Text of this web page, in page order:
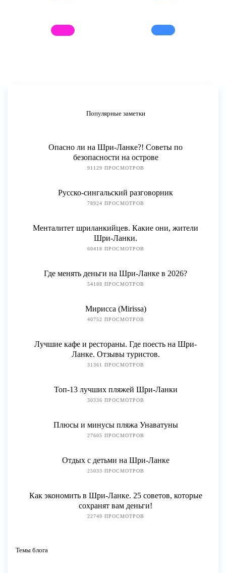
Популярные заметки
Опасно ли на Шри-Ланке?! Советы по
безопасности на острове
91129 ПРОСМОТРОВ
Русско-сингальский разговорник
78924 ПРОСМОТРОВ
Менталитет шриланкийцев. Какие они, жители
Шри-Ланки.
60418 ПРОСМОТРОВ
Где менять деньги на Шри-Ланке в 2026?
54188 ПРОСМОТРОВ
Мирисса (Mirissa)
40752 ПРОСМОТРОВ
Лучшие кафе и рестораны. Где поесть на Шри-
Ланке. Отзывы туристов.
31361 ПРОСМОТРОВ
Топ-13 лучших пляжей Шри-Ланки
30336 ПРОСМОТРОВ
Плюсы и минусы пляжа Унаватуны
27605 ПРОСМОТРОВ
Отдых с детьми на Шри-Ланке
25033 ПРОСМОТРОВ
Как экономить в Шри-Ланке. 25 советов, которые
сохранят вам деньги!
22749 ПРОСМОТРОВ
Темы блога